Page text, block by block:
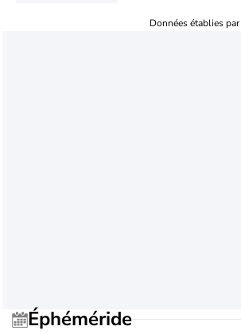
Données établies par
Éphéméride